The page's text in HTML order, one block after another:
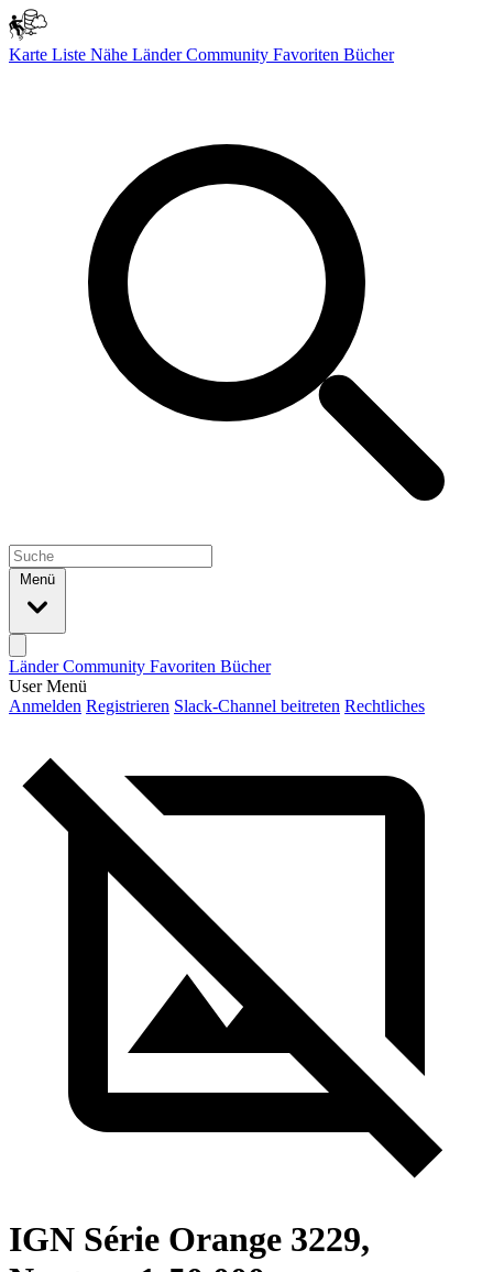
Karte Liste Nähe LänderCommunity Favoriten Bücher
Menü
LänderCommunity Favoriten Bücher
User Menü
Anmelden Registrieren Slack-Channel beitreten Rechtliches
IGN Série Orange 3229,